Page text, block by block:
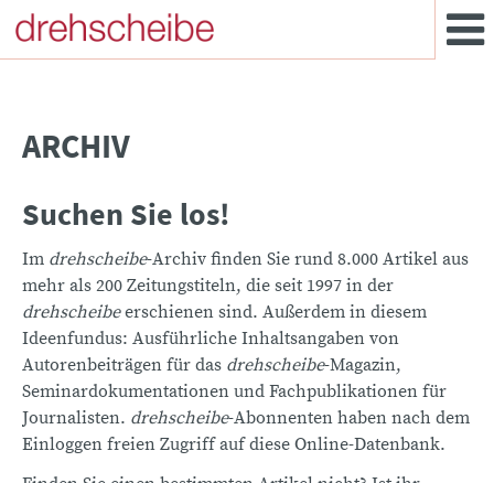
ARCHIV
Suchen Sie los!
Im drehscheibe-Archiv finden Sie rund 8.000 Artikel aus
mehr als 200 Zeitungstiteln, die seit 1997 in der
drehscheibeerschienen sind. Außerdem in diesem
Ideenfundus: Ausführliche Inhaltsangaben von
Autorenbeiträgen für das drehscheibe-Magazin,
Seminardokumentationen und Fachpublikationen für
Journalisten. drehscheibe-Abonnenten haben nach dem
Einloggen freien Zugriff auf diese Online-Datenbank.